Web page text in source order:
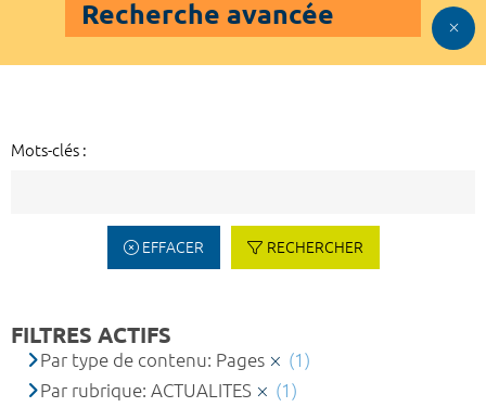
Recherche avancée
Mots-clés :
EFFACER RECHERCHER
FILTRES ACTIFS
Par type de contenu: Pages
(1)
Par rubrique: ACTUALITES
(1)